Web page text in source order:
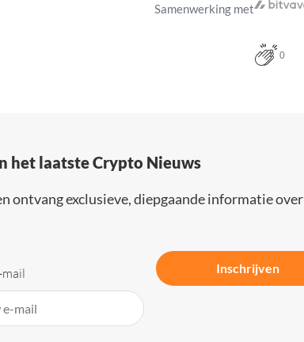
Samenwerking met
0
het laatste Crypto Nieuws
ontvang exclusieve, diepgaande informatie over
mail Inschrijven